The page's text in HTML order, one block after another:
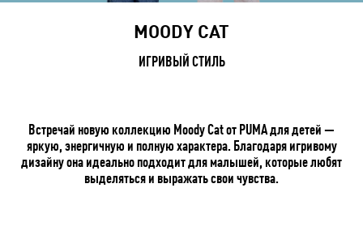
MOODY CAT
ИГРИВЫЙ СТИЛЬ
Встречай новую коллекцию Moody Cat от PUMA для детей —
яркую, энергичную и полную характера. Благодаря игривому
дизайну она идеально подходит для малышей, которые любят
выделяться и выражать свои чувства.